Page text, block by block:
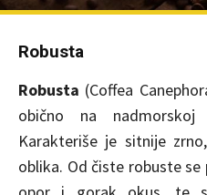
Robusta
Robusta (Coffea
obično na
Karakteriše je sitnije
oblika. Od čiste robuste